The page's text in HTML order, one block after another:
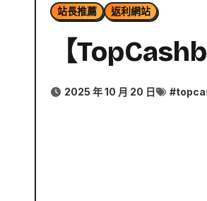
站長推薦 返利網站
【
2025 年 10 月 20 日 #